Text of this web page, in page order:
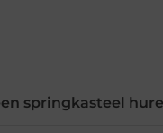
springkasteel